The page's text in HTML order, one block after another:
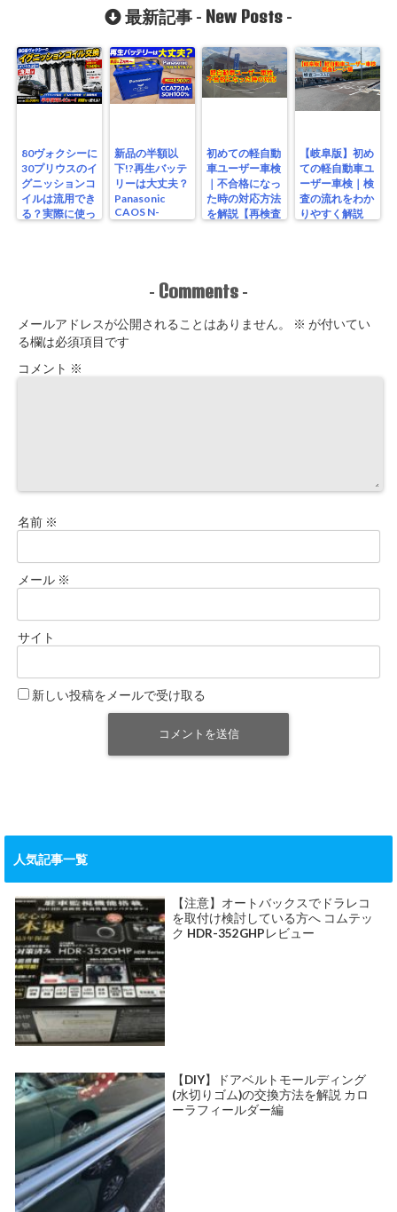
Y62G
最新記事 - New Posts -
80ヴォクシーに
30プリウスのイ
グニッションコ
イルは流用でき
る？実際に使っ
新品の半額以
下!?再生バッテ
リーは大丈夫？
Panasonic
CAOS N-
S115/A4を実測
初めての軽自動
車ユーザー車検
｜不合格になっ
た時の対応方法
を解説【再検査
【岐阜版】初め
ての軽自動車ユ
ーザー車検｜検
査の流れをわか
りやすく解説
- Comments -
メールアドレスが公開されることはありません。 ※ が付いてい
る欄は必須項目です
コメント ※
名前 ※
メール ※
サイト
新しい投稿をメールで受け取る
人気記事一覧
【注意】オートバックスでドラレコ
を取付け検討している方へ コムテッ
ク HDR-352GHPレビュー
【DIY】ドアベルトモールディング
(水切りゴム)の交換方法を解説 カロ
ーラフィールダー編